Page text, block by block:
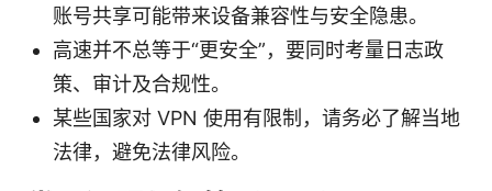
账号共享可能带来设备兼容性与安全隐患。
高速并不总等于“更安全”，要同时考量日志政
策、审计及合规性。
某些国家对 VPN 使用有限制，请务必了解当地
法律，避免法律风险。